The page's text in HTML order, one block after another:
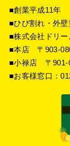
■創業平成11年
■ひび割れ・外
■株式会社ドリー
■本店 〒903-
■小禄店 〒901-
■お客様窓口：